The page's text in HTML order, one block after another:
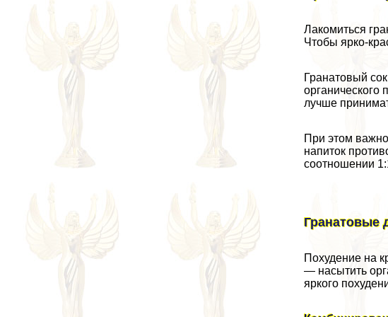
Лакомиться
Чтобы ярко-
Гранатовый
лучше
При этом
напиток
соотношении
Гранатовые
Похудение на
— насытить
яркого